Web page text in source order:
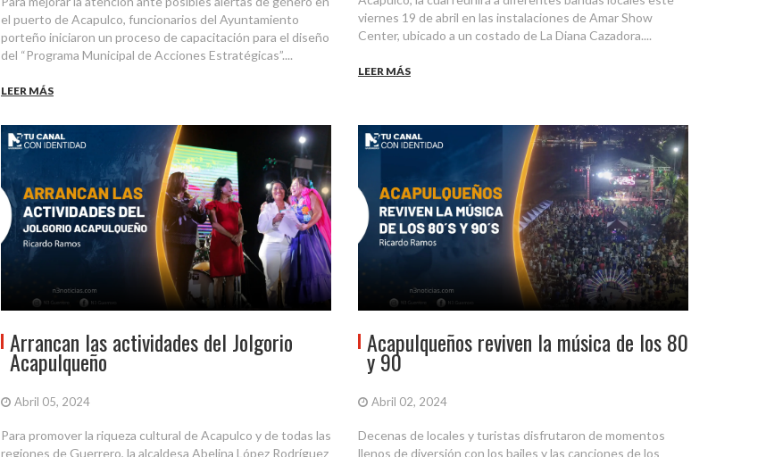
el puerto de Acapulco, funcionarios del Ayuntamiento
porteño iniciaron un proceso de capacitación para el diseño
del “Programa Municipal de Acciones Estratégicas”....
LEER MÁS
viernes 19 de abril en las instalaciones de Amar Show
Center, ubicado a un costado de La Diana Cazadora....
LEER MÁS
Arrancan las actividades del Jolgorio
Acapulqueño
Abril 05, 2024
Para promover la riqueza cultural de Acapulco y de todas las
regiones de Guerrero, la alcaldesa Abelina López Rodríguez
Acapulqueños reviven la música de los 80
y 90
Abril 02, 2024
Decenas de locales y turistas disfrutaron de momentos
llenos de diversión con los bailes y las canciones de los